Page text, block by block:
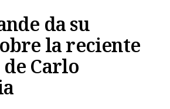
da su
la reciente
Carlo